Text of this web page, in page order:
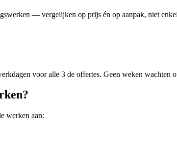
— vergelijken op prijs én op aanpak, niet
voor alle 3 de offertes. Geen weken wachten
?
werken aan: